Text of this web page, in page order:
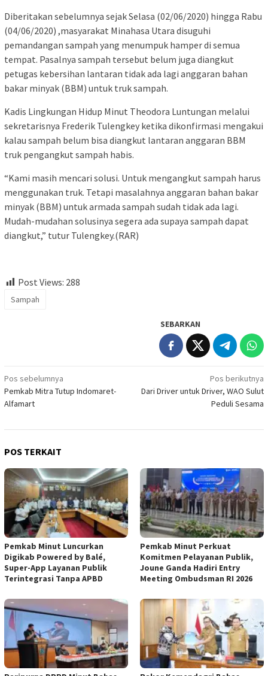
Diberitakan sebelumnya sejak Selasa (02/06/2020) hingga Rabu
(04/06/2020) ,masyarakat Minahasa Utara disuguhi
pemandangan sampah yang menumpuk hamper di semua
tempat. Pasalnya sampah tersebut belum juga diangkut
petugas kebersihan lantaran tidak ada lagi anggaran bahan
bakar minyak (BBM) untuk truk sampah.
Kadis Lingkungan Hidup Minut Theodora Luntungan melalui
sekretarisnya Frederik Tulengkey ketika dikonfirmasi mengakui
kalau sampah belum bisa diangkut lantaran anggaran BBM
truk pengangkut sampah habis.
“Kami masih mencari solusi. Untuk mengangkut sampah harus
menggunakan truk. Tetapi masalahnya anggaran bahan bakar
minyak (BBM) untuk armada sampah sudah tidak ada lagi.
Mudah-mudahan solusinya segera ada supaya sampah dapat
diangkut,” tutur Tulengkey.(RAR)
Post Views: 288
Sampah
SEBARKAN
Navigasi
pos
Pos sebelumnya
Pemkab Mitra Tutup Indomaret-
Alfamart
Pos berikutnya
Dari Driver untuk Driver, WAO Sulut
Peduli Sesama
POS TERKAIT
Pemkab Minut Luncurkan
Digikab Powered by Balé,
Super-App Layanan Publik
Terintegrasi Tanpa APBD
Pemkab Minut Perkuat
Komitmen Pelayanan Publik,
Joune Ganda Hadiri Entry
Meeting Ombudsman RI 2026